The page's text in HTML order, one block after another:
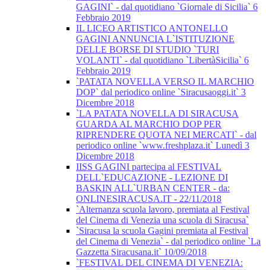
GAGINI` - dal quotidiano `Giornale di Sicilia` 6
Febbraio 2019
IL LICEO ARTISTICO ANTONELLO
GAGINI ANNUNCIA L`ISTITUZIONE
DELLE BORSE DI STUDIO `TURI
VOLANTI` - dal quotidiano `LibertàSicilia` 6
Febbraio 2019
`PATATA NOVELLA VERSO IL MARCHIO
DOP` dal periodico online `Siracusaoggi.it` 3
Dicembre 2018
`LA PATATA NOVELLA DI SIRACUSA
GUARDA AL MARCHIO DOP PER
RIPRENDERE QUOTA NEI MERCATI` - dal
periodico online `www.freshplaza.it` Lunedì 3
Dicembre 2018
IISS GAGINI partecipa al FESTIVAL
DELL`EDUCAZIONE - LEZIONE DI
BASKIN ALL`URBAN CENTER - da:
ONLINESIRACUSA.IT - 22/11/2018
`Alternanza scuola lavoro, premiata al Festival
del Cinema di Venezia una scuola di Siracusa`
`Siracusa la scuola Gagini premiata al Festival
del Cinema di Venezia` - dal periodico online `La
Gazzetta Siracusana.it` 10/09/2018
`FESTIVAL DEL CINEMA DI VENEZIA: